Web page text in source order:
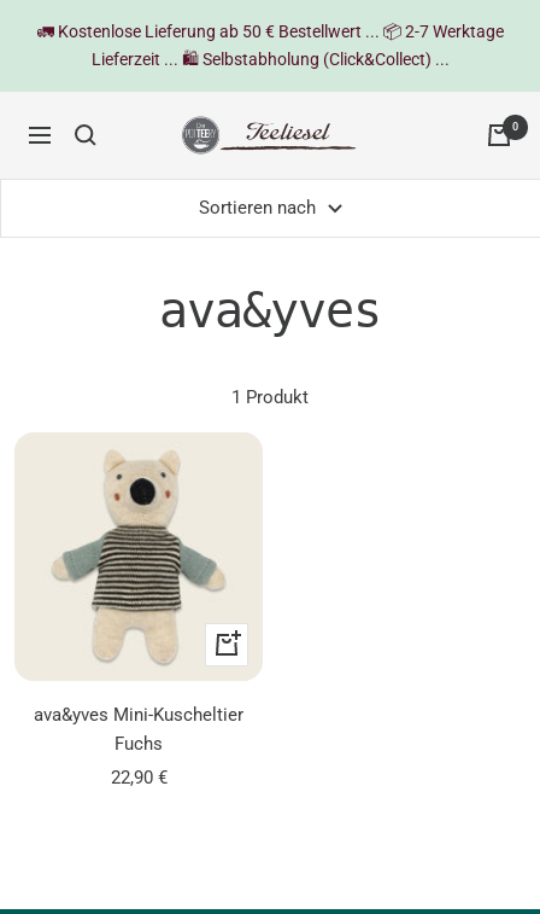
🚛 Kostenlose Lieferung ab 50 € Bestellwert ... 📦 2-7 Werktage
Lieferzeit ... 🛍️ Selbstabholung (Click&Collect) ...
Navigation
Teeliesel 0
Sortieren nach
ava&yves
1 Produkt
In
Warenkorb
ava&yves Mini-Kuscheltier
Fuchs
Angebotspreis
22,90 €